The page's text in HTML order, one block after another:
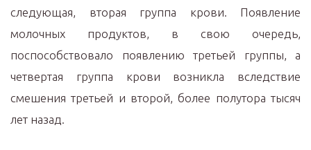
следующая, вторая группа крови. Появление
молочных продуктов, в свою очередь,
поспособствовало появлению третьей группы, а
четвертая группа крови возникла вследствие
смешения третьей и второй, более полутора тысяч
лет назад.